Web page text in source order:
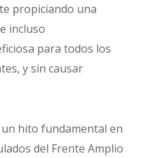
propiciando una
incluso
para todos los
y sin causar
un hito fundamental en
del Frente Amplio